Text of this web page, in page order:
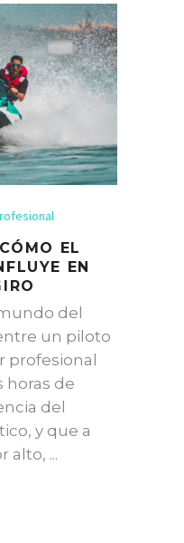
EL
EN
del
un piloto
profesional
horas de
del
y que a
alto,